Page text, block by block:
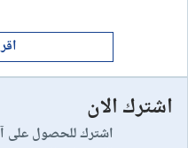
10
اشترك الان
اشترك للحصول على